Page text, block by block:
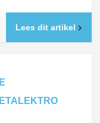
Lees dit artikel